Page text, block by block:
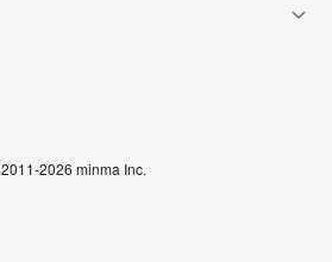
2011-2026 minma Inc.